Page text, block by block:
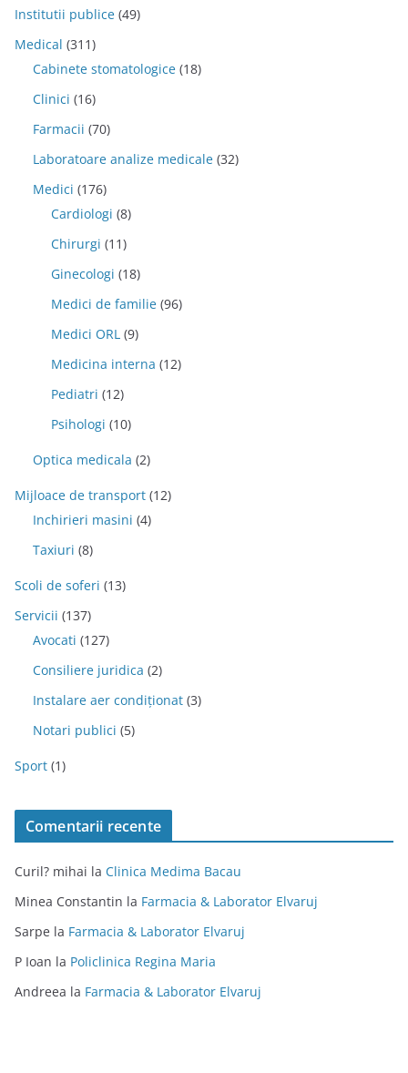
Institutii publice (49)
Medical (311)
Cabinete stomatologice (18)
Clinici (16)
Farmacii (70)
Laboratoare analize medicale (32)
Medici (176)
Cardiologi (8)
Chirurgi (11)
Ginecologi (18)
Medici de familie (96)
Medici ORL (9)
Medicina interna (12)
Pediatri (12)
Psihologi (10)
Optica medicala (2)
Mijloace de transport (12)
Inchirieri masini (4)
Taxiuri (8)
Scoli de soferi (13)
Servicii (137)
Avocati (127)
Consiliere juridica (2)
Instalare aer condiționat (3)
Notari publici (5)
Sport (1)
Comentarii recente
Curil? mihai la Clinica Medima Bacau
Minea Constantin la Farmacia & Laborator Elvaruj
Sarpe la Farmacia & Laborator Elvaruj
P Ioan la Policlinica Regina Maria
Andreea la Farmacia & Laborator Elvaruj